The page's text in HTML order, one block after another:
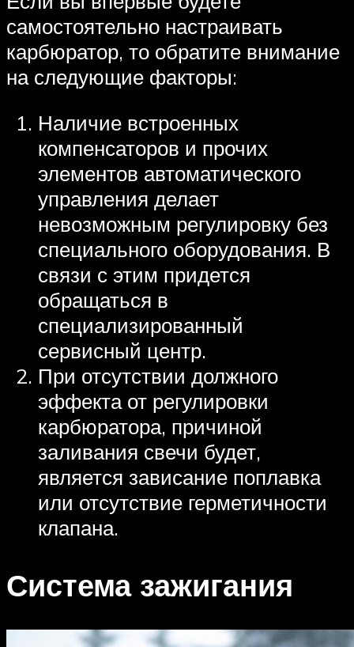
самостоятельно настраивать
карбюратор, то обратите внимание
на следующие факторы:
Наличие встроенных
компенсаторов и прочих
элементов автоматического
управления делает
невозможным регулировку без
специального оборудования. В
связи с этим придется
обращаться в
специализированный
сервисный центр.
При отсутствии должного
эффекта от регулировки
карбюратора, причиной
заливания свечи будет,
является зависание поплавка
или отсутствие герметичности
клапана.
Система зажигания